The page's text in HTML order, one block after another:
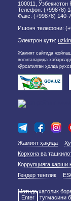
100011,
Телефон: (+99878)
Факс: (+99878) 140-
Ишонч телефони:
Электрон қути:
Жамият сайтида
воситаларида
кўрсатилган ҳолда
Жамият ҳақида
Корхона ва
Коррупцияга қарши
Гендер тенглик
Матнда хатолик
Enter
тугмасини